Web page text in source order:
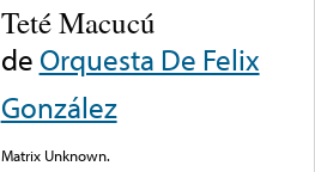
Teté Macucú
de Orquesta De Felix
González
Matrix Unknown.